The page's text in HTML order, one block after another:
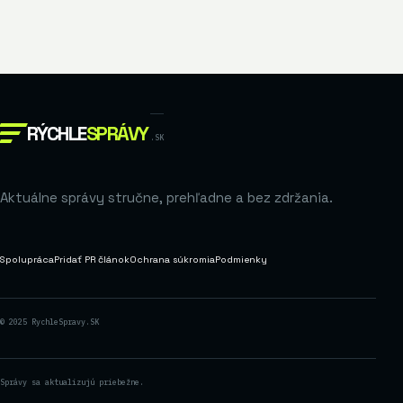
RÝCHLESPRÁVY .SK
Aktuálne správy stručne, prehľadne a bez zdržania.
SpoluprácaPridať PR článokOchrana súkromiaPodmienky
© 2025 RychleSpravy.SK
Správy sa aktualizujú priebežne.